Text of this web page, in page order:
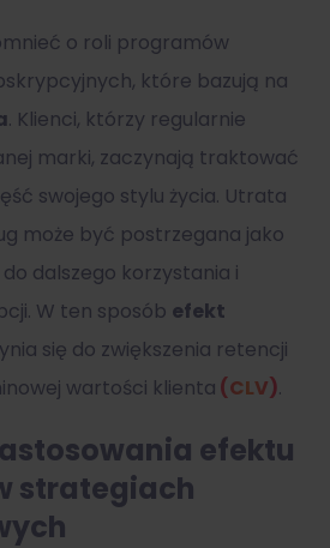
o roli programów
które bazują na
. Klienci, którzy regularnie
marki, zaczynają traktować
swojego stylu życia. Utrata
może być postrzegana jako
dalszego korzystania i
W ten sposób efekt
się do zwiększenia retencji
wartości klienta (CLV).
efektu
strategiach